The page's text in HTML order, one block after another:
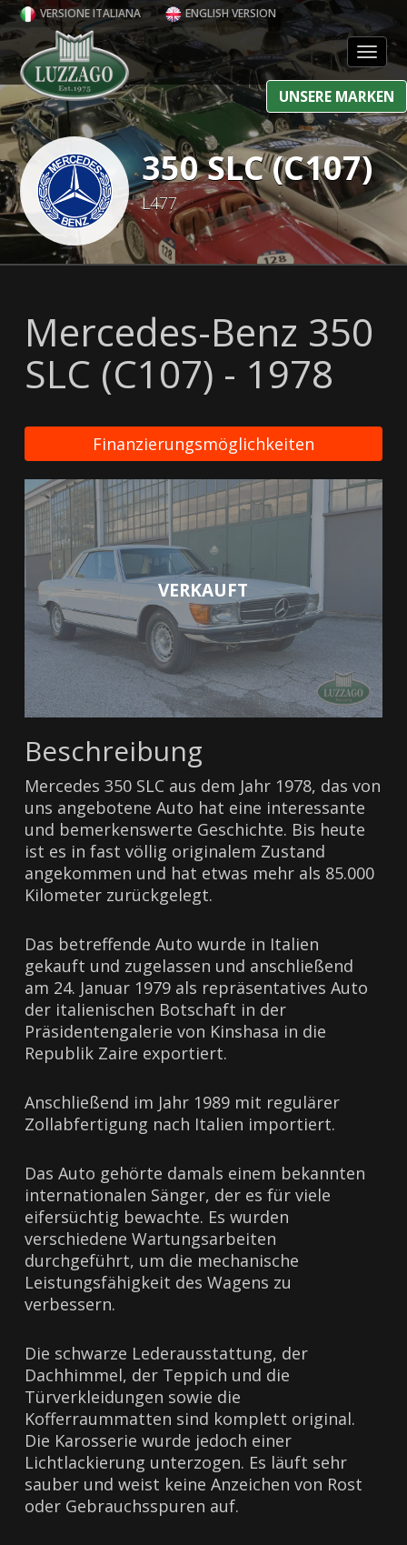
VERSIONE ITALIANA ENGLISH VERSION
UNSERE MARKEN
350 SLC (C107)
L477
Mercedes-Benz 350
SLC (C107) - 1978
Finanzierungsmöglichkeiten
VERKAUFT
Beschreibung
Mercedes 350 SLC aus dem Jahr 1978, das von
uns angebotene Auto hat eine interessante
und bemerkenswerte Geschichte. Bis heute
ist es in fast völlig originalem Zustand
angekommen und hat etwas mehr als 85.000
Kilometer zurückgelegt.
Das betreffende Auto wurde in Italien
gekauft und zugelassen und anschließend
am 24. Januar 1979 als repräsentatives Auto
der italienischen Botschaft in der
Präsidentengalerie von Kinshasa in die
Republik Zaire exportiert.
Anschließend im Jahr 1989 mit regulärer
Zollabfertigung nach Italien importiert.
Das Auto gehörte damals einem bekannten
internationalen Sänger, der es für viele
eifersüchtig bewachte. Es wurden
verschiedene Wartungsarbeiten
durchgeführt, um die mechanische
Leistungsfähigkeit des Wagens zu
verbessern.
Die schwarze Lederausstattung, der
Dachhimmel, der Teppich und die
Türverkleidungen sowie die
Kofferraummatten sind komplett original.
Die Karosserie wurde jedoch einer
Lichtlackierung unterzogen. Es läuft sehr
sauber und weist keine Anzeichen von Rost
oder Gebrauchsspuren auf.